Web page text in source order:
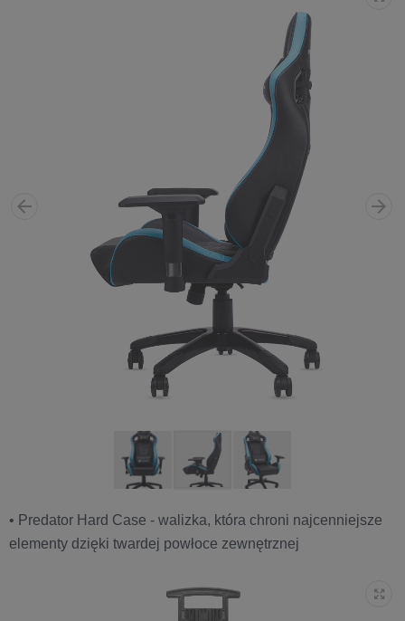
• Predator Hard Case - walizka, która chroni najcenniejsze
elementy dzięki twardej powłoce zewnętrznej